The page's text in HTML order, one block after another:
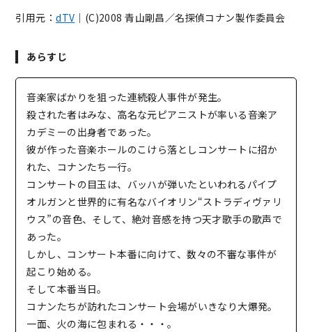
引用元：dTV ｜(C)2008 青山剛昌／名探偵コナン製作委員会
あらすじ
音楽家ばかりを狙った連続殺人事件が発生。
殺された者はみな、高名な元ピアニストが率いる音楽ア
カデミーの出身者であった。
彼が作った音楽ホールのこけら落としコンサートに招か
れた、コナンたち一行。
コンサートの目玉は、バッハが弾いたといわれるパイプ
オルガンと世界的に有名なバイオリン“ストラディヴァリ
ウス”の音色、そして、絶対音感を持つ天才歌手の歌声で
あった。
しかし、コンサート本番に向けて、数々の不審な事件が
起こり始める。
そして本番当日。
コナンたちが訪れたコンサート会場がいきなり大爆発。
一面、火の海に包まれる・・・。